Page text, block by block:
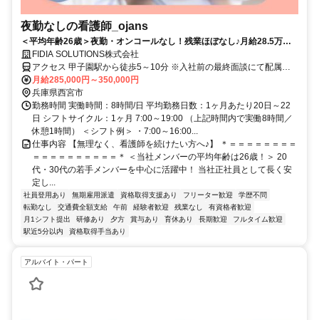
夜勤なしの看護師_ojans
＜平均年齢26歳＞夜勤・オンコールなし！残業ほぼなし♪月給28.5万円
～・昇給年2回・賞与年2回★初年度は賞与年3回★20代・30代の若手メ
ンバーが中心に活躍中！当社正社員として安定して働ける好環境◎
FIDIA SOLUTIONS株式会社
アクセス 甲子園駅から徒歩5～10分 ※入社前の最終面談にて配属先
を決定致します。
月給285,000円～350,000円
兵庫県西宮市
勤務時間 実働時間：8時間/日 平均勤務日数：1ヶ月あたり20日～22
日 シフトサイクル：1ヶ月 7:00～19:00 （上記時間内で実働8時間／
休憩1時間） ＜シフト例＞ ・7:00～16:00...
仕事内容 【無理なく、看護師を続けたい方へ♪】 ＊＝＝＝＝＝＝＝＝
＝＝＝＝＝＝＝＝＝＝＊ ＜当社メンバーの平均年齢は26歳！＞ 20
代・30代の若手メンバーを中心に活躍中！ 当社正社員として長く安
定し...
社員登用あり 無期雇用派遣 資格取得支援あり フリーター歓迎
学歴不問
転勤なし
交通費全額支給 午前 経験者歓迎 残業なし
有資格者歓迎
月1シフト提出
研修あり 夕方 賞与あり 育休あり 長期歓迎
フルタイム歓迎
駅近5分以内
資格取得手当あり
アルバイト・パート